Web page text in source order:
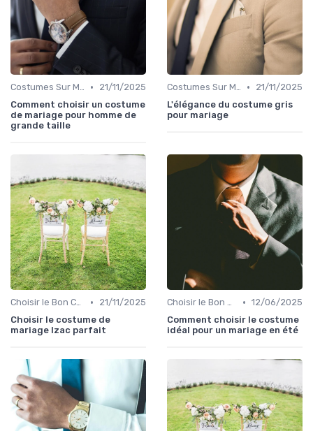
Costumes Sur Mesure •
21/11/2025
Comment choisir un costume
de mariage pour homme de
grande taille
Costumes Sur Mesure •
21/11/2025
L'élégance du costume gris
pour mariage
Choisir le Bon Costume •
21/11/2025
Choisir le costume de
mariage Izac parfait
Choisir le Bon Costume • 12/06/2025
Comment choisir le costume
idéal pour un mariage en été